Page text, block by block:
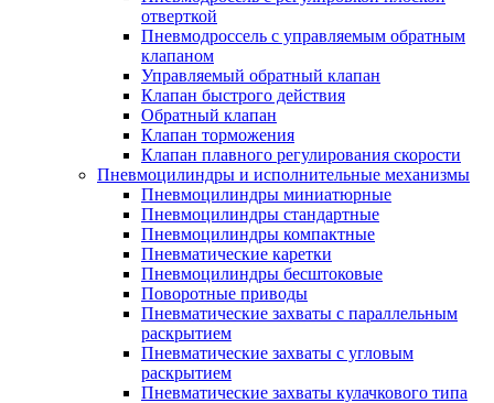
отверткой
Пневмодроссель с управляемым обратным
клапаном
Управляемый обратный клапан
Клапан быстрого действия
Обратный клапан
Клапан торможения
Клапан плавного регулирования скорости
Пневмоцилиндры и исполнительные механизмы
Пневмоцилиндры миниатюрные
Пневмоцилиндры стандартные
Пневмоцилиндры компактные
Пневматические каретки
Пневмоцилиндры бесштоковые
Поворотные приводы
Пневматические захваты с параллельным
раскрытием
Пневматические захваты с угловым
раскрытием
Пневматические захваты кулачкового типа